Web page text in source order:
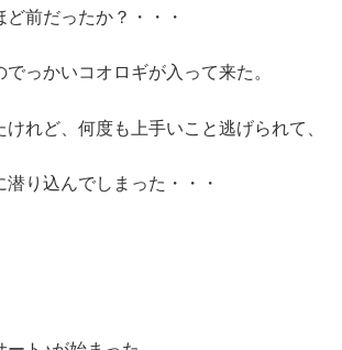
ど前だったか？・・・
っかいコオロギが入って来た。
れど、何度も上手いこと逃げられて、
潜り込んでしまった・・・